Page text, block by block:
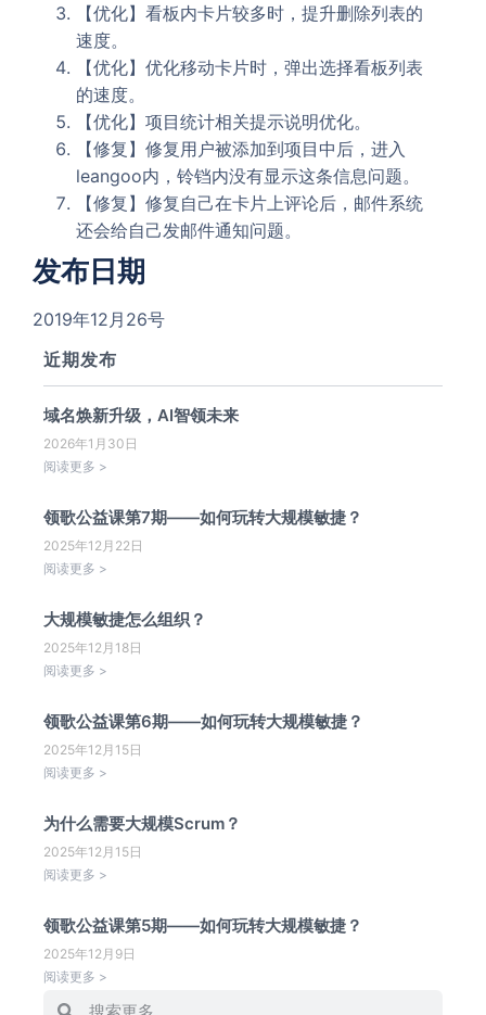
【优化】看板内卡片较多时，提升删除列表的
速度。
【优化】优化移动卡片时，弹出选择看板列表
的速度。
【优化】项目统计相关提示说明优化。
【修复】修复用户被添加到项目中后，进入
leangoo内，铃铛内没有显示这条信息问题。
【修复】修复自己在卡片上评论后，邮件系统
还会给自己发邮件通知问题。
发布日期
2019年12月26号
近期发布
域名焕新升级，AI智领未来
2026年1月30日
阅读更多 >
领歌公益课第7期——如何玩转大规模敏捷？
2025年12月22日
阅读更多 >
大规模敏捷怎么组织？
2025年12月18日
阅读更多 >
领歌公益课第6期——如何玩转大规模敏捷？
2025年12月15日
阅读更多 >
为什么需要大规模Scrum？
2025年12月15日
阅读更多 >
领歌公益课第5期——如何玩转大规模敏捷？
2025年12月9日
阅读更多 >